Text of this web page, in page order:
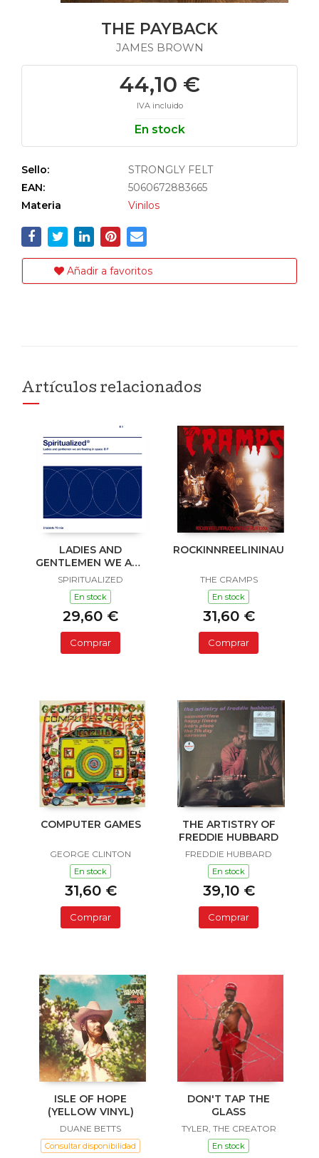
THE PAYBACK
JAMES BROWN
44,10 €
IVA incluido
En stock
Sello:
STRONGLY FELT
EAN:
5060672883665
Materia
Vinilos
Añadir a favoritos
Artículos relacionados
LADIES AND
GENTLEMEN WE ARE
FLOATING IN SPACE
SPIRITUALIZED
En stock
29,60 €
Comprar
THE CRAMPS
En stock
31,60 €
Comprar
COMPUTER GAMES
GEORGE CLINTON
En stock
31,60 €
Comprar
THE ARTISTRY OF
FREDDIE HUBBARD
FREDDIE HUBBARD
En stock
39,10 €
Comprar
ISLE OF HOPE
(YELLOW VINYL)
DUANE BETTS
Consultar disponibilidad
DON'T TAP THE
GLASS
TYLER, THE CREATOR
En stock